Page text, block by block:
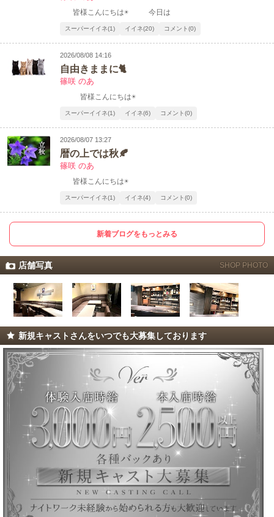
皆様こんにちは☀️ 今日は
スーパーイイネ(1) イイネ(20) コメント(0)
2026/08/08 14:16
自由きままに🐈
篠咲 のあ
皆様こんにちは☀️
スーパーイイネ(1) イイネ(6) コメント(0)
2026/08/07 13:27
暦の上では秋🍂
篠咲 のあ
皆様こんにちは☀️
スーパーイイネ(1) イイネ(4) コメント(0)
新着ブログをもっとみる
店舗写真 SHOP PHOTO
新規キャストさんをいつでも大募集しております